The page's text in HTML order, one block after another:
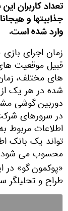
تعداد کاربران
جذابیتها و
وارد شده است.
زمان اجرای بازی
قبیل موقعیت
های مختلف،
شده در هر یک از
دوربین گوشی
در سرورهای
اطلاعات مربوط
تواند یک بانک
محسوب می شود.
«پوکمون گو» در
طراح و تحلیلگر